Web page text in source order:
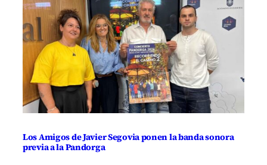
Los Amigos de Javier Segovia ponen la banda sonora
previa a la Pandorga